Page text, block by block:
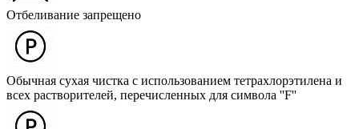
Отбеливание запрещено
Обычная сухая чистка с использованием тетрахлорэтилена и
всех растворителей, перечисленных для символа ''F''